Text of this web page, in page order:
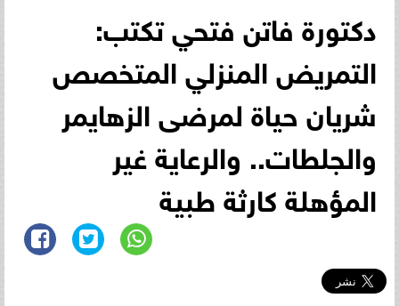
دكتورة فاتن فتحي تكتب:
التمريض المنزلي المتخصص
شريان حياة لمرضى الزهايمر
والجلطات.. والرعاية غير
المؤهلة كارثة طبية